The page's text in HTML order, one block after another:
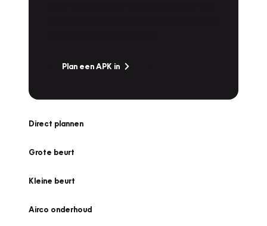
Plan een APK in
Direct plannen
Grote beurt
Kleine beurt
Airco onderhoud